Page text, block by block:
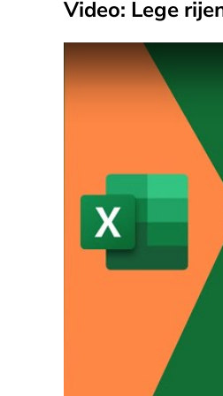
Video: Lege